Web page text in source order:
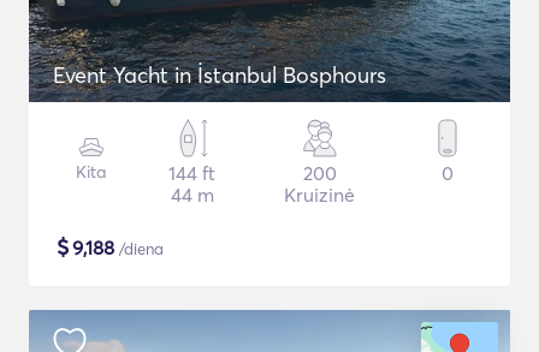
Event Yacht in İstanbul Bosphours
Kita
144 ft
44 m
200
Kruizinė
0
$9,188 /diena